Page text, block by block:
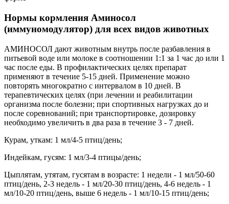
Нормы кормления Аминосол
(иммуномодулятор) для всех видов животных
АМИНОСОЛ дают животным внутрь после разбавления в
питьевой воде или молоке в соотношении 1:1 за 1 час до или 1
час после еды. В профилактических целях препарат
применяют в течение 5-15 дней. Применение можно
повторять многократно с интервалом в 10 дней. В
терапевтических целях (при лечении и реабилитации
организма после болезни; при спортивных нагрузках до и
после соревнований; при транспортировке, дозировку
необходимо увеличить в два раза в течение 3 - 7 дней.
Курам, уткам: 1 мл/4-5 птиц/день;
Индейкам, гусям: 1 мл/3-4 птицы/день;
Цыплятам, утятам, гусятам в возрасте: 1 недели - 1 мл/50-60
птиц/день, 2-3 недель - 1 мл/20-30 птиц/день, 4-6 недель - 1
мл/10-20 птиц/день, выше 6 недель - 1 мл/10-15 птиц/день;